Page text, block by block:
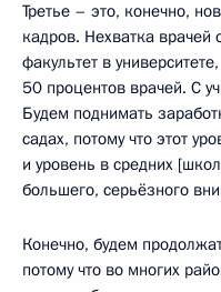
Третье – это, конечно,
кадров. Нехватка
факультет в
50 процентов врачей. С
Будем поднимать
садах, потому что этот
и уровень в средних
большего, серьёзного
Конечно, будем
потому что во многих